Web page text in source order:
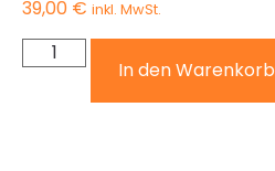
39,00 € inkl. MwSt.
In den Warenkorb